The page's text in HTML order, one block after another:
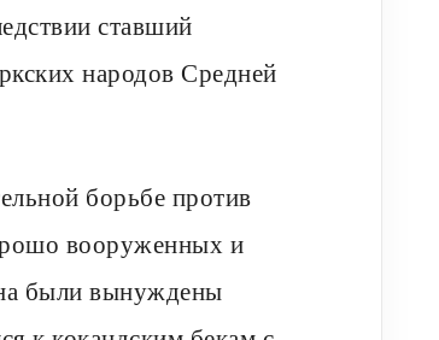
ставший
народов Средней
борьбе против
вооруженных и
были вынуждены